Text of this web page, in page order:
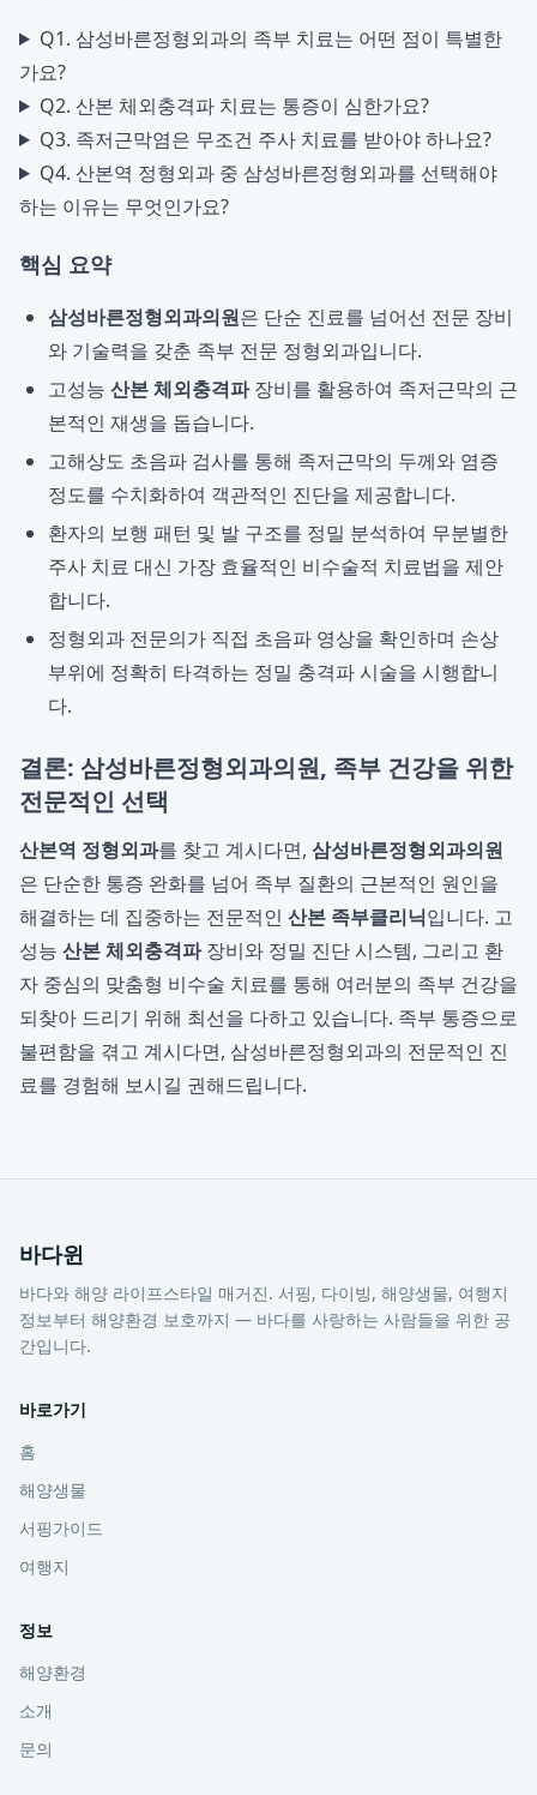
Q1. 삼성바른정형외과의 족부 치료는 어떤 점이 특별한
가요?
Q2. 산본 체외충격파 치료는 통증이 심한가요?
Q3. 족저근막염은 무조건 주사 치료를 받아야 하나요?
Q4. 산본역 정형외과 중 삼성바른정형외과를 선택해야
하는 이유는 무엇인가요?
핵심 요약
삼성바른정형외과의원은 단순 진료를 넘어선 전문 장비
와 기술력을 갖춘 족부 전문 정형외과입니다.
고성능 산본 체외충격파장비를 활용하여 족저근막의 근
본적인 재생을 돕습니다.
고해상도 초음파 검사를 통해 족저근막의 두께와 염증
정도를 수치화하여 객관적인 진단을 제공합니다.
환자의 보행 패턴 및 발 구조를 정밀 분석하여 무분별한
주사 치료 대신 가장 효율적인 비수술적 치료법을 제안
합니다.
정형외과 전문의가 직접 초음파 영상을 확인하며 손상
부위에 정확히 타격하는 정밀 충격파 시술을 시행합니
다.
결론: 삼성바른정형외과의원, 족부 건강을 위한
전문적인 선택
산본역 정형외과를 찾고 계시다면, 삼성바른정형외과의원
은 단순한 통증 완화를 넘어 족부 질환의 근본적인 원인을
해결하는 데 집중하는 전문적인 산본 족부클리닉입니다. 고
성능 산본 체외충격파장비와 정밀 진단 시스템, 그리고 환
자 중심의 맞춤형 비수술 치료를 통해 여러분의 족부 건강을
되찾아 드리기 위해 최선을 다하고 있습니다. 족부 통증으로
불편함을 겪고 계시다면, 삼성바른정형외과의 전문적인 진
료를 경험해 보시길 권해드립니다.
바다윈
바다와 해양 라이프스타일 매거진. 서핑, 다이빙, 해양생물, 여행지
정보부터 해양환경 보호까지 — 바다를 사랑하는 사람들을 위한 공
간입니다.
바로가기
홈
해양생물
서핑가이드
여행지
정보
해양환경
소개
문의